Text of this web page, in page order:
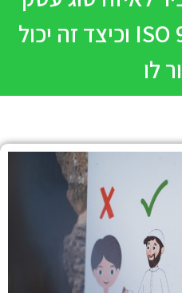
מתאים תקני ISO 9000 וכיצד זה יכול
לו